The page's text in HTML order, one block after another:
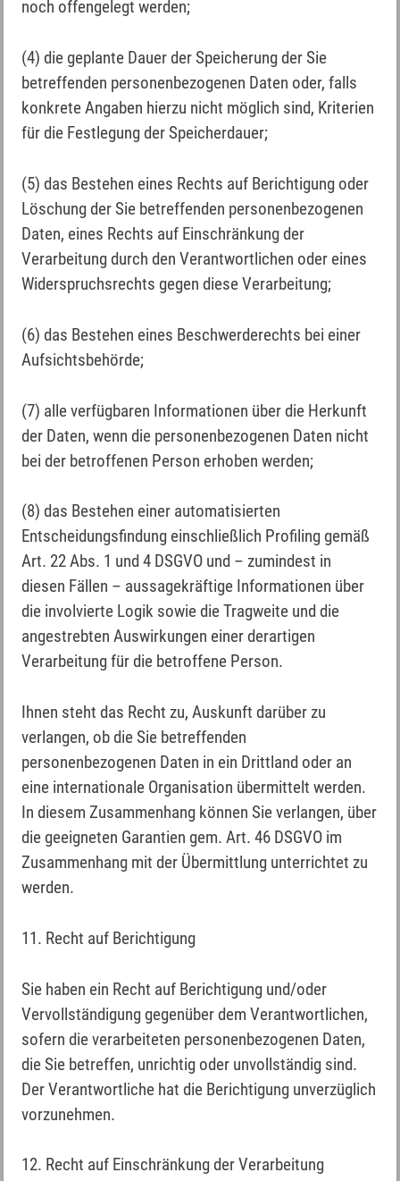
noch offengelegt werden;
(4) die geplante Dauer der Speicherung der Sie
betreffenden personenbezogenen Daten oder, falls
konkrete Angaben hierzu nicht möglich sind, Kriterien
für die Festlegung der Speicherdauer;
(5) das Bestehen eines Rechts auf Berichtigung oder
Löschung der Sie betreffenden personenbezogenen
Daten, eines Rechts auf Einschränkung der
Verarbeitung durch den Verantwortlichen oder eines
Widerspruchsrechts gegen diese Verarbeitung;
(6) das Bestehen eines Beschwerderechts bei einer
Aufsichtsbehörde;
(7) alle verfügbaren Informationen über die Herkunft
der Daten, wenn die personenbezogenen Daten nicht
bei der betroffenen Person erhoben werden;
(8) das Bestehen einer automatisierten
Entscheidungsfindung einschließlich Profiling gemäß
Art. 22 Abs. 1 und 4 DSGVO und – zumindest in
diesen Fällen – aussagekräftige Informationen über
die involvierte Logik sowie die Tragweite und die
angestrebten Auswirkungen einer derartigen
Verarbeitung für die betroffene Person.
Ihnen steht das Recht zu, Auskunft darüber zu
verlangen, ob die Sie betreffenden
personenbezogenen Daten in ein Drittland oder an
eine internationale Organisation übermittelt werden.
In diesem Zusammenhang können Sie verlangen, über
die geeigneten Garantien gem. Art. 46 DSGVO im
Zusammenhang mit der Übermittlung unterrichtet zu
werden.
11. Recht auf Berichtigung
Sie haben ein Recht auf Berichtigung und/oder
Vervollständigung gegenüber dem Verantwortlichen,
sofern die verarbeiteten personenbezogenen Daten,
die Sie betreffen, unrichtig oder unvollständig sind.
Der Verantwortliche hat die Berichtigung unverzüglich
vorzunehmen.
12. Recht auf Einschränkung der Verarbeitung